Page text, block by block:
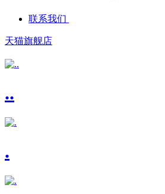
联系我们
天猫旗舰店
..
.